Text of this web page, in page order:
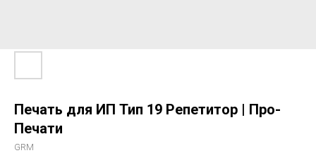
Печать для ИП Тип 19 Репетитор | Про-
Печати
GRM